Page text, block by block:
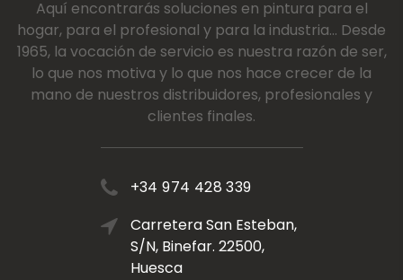
Aquí encontrarás soluciones en pintura para el
hogar, para el profesional y para la industria... Desde
1965, la vocación de servicio es nuestra razón de ser,
lo que nos motiva y lo que nos hace crecer de la
mano de nuestros distribuidores, profesionales y
clientes finales.
+34 974 428 339
Carretera San Esteban,
S/N, Binefar. 22500,
Huesca